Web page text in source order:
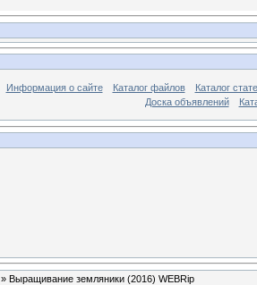
Информация о сайте Каталог файлов
Каталог
Доска объявлений
» Выращивание земляники (2016) WEBRip